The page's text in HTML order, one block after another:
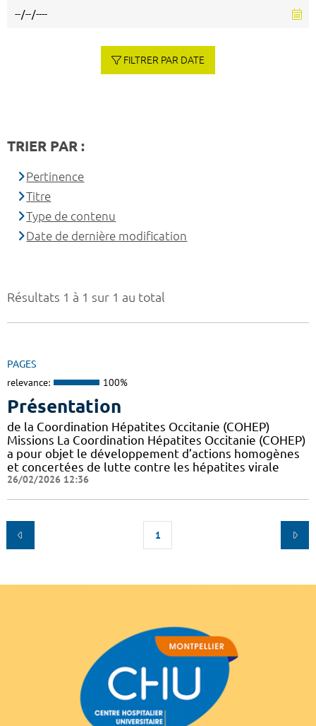
Résultats 1 à 1 sur 1 au total
PAGES
relevance: 100%
Présentation
de la Coordination Hépatites Occitanie (COHEP)
Missions La Coordination Hépatites Occitanie (COHEP)
a pour objet le développement d’actions homogènes
et concertées de lutte contre les hépatites virale
26/02/2026 12:36
1
FILTRER PAR DATE
TRIER PAR :
Pertinence
Titre
Type de contenu
Date de dernière modification